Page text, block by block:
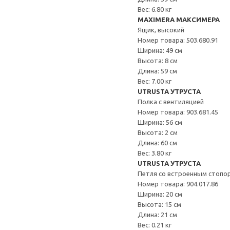
Вес: 6.80 кг
MAXIMERA МАКСИМЕРА
Ящик, высокий
Номер товара: 503.680.91
Ширина: 49 см
Высота: 8 см
Длина: 59 см
Вес: 7.00 кг
UTRUSTA УТРУСТА
Полка с вентиляцией
Номер товара: 903.681.45
Ширина: 56 см
Высота: 2 см
Длина: 60 см
Вес: 3.80 кг
UTRUSTA УТРУСТА
Петля со встроенным
Номер товара: 904.017.86
Ширина: 20 см
Высота: 15 см
Длина: 21 см
Вес: 0.21 кг